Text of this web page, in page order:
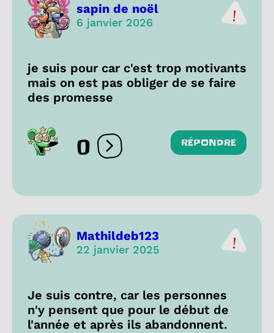
sapin de noël
6 janvier 2026
je suis pour car c'est trop motivants
mais on est pas obliger de se faire
des promesse
0 Ouvrir les réactions
RÉPONDRE
Mathildeb123
22 janvier 2025
Je suis contre, car les personnes
n'y pensent que pour le début de
l'année et après ils abandonnent.